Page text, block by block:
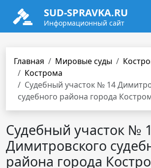
SUD-SPRAVKA.RU
Информационный сайт
Главная Мировые суды
Кострома
Судебный участок № 14
судебного района города
Судебный участок №
Димитровского
района города